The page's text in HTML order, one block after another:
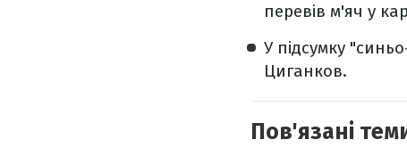
перевів м'яч у
У підсумку
Циганков.
Пов'язані